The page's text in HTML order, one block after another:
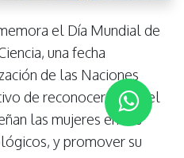
el Día Mundial de
una fecha
de las Naciones
de reconocer el papel
las mujeres en los
y promover su